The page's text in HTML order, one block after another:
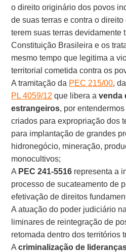
o direito originário dos povos
de suas terras e contra o
terem suas terras devidamente
Constituição Brasileira e os
mesmo tempo que legitima a
territorial cometida contra os
A tramitação da PEC 215/00, da
PL 4059/12 que libera avenda
estrangeiros, por
criados para expropriação dos
para implantação de grandes
hidronegócio, mineração,
monocultivos;
A PEC 241-5516 representa a
processo de sucateamento de
efetivação de direitos
A atuação do poder judiciário
liminares de reintegração de
retomada dentro dos territórios
Acriminalização de